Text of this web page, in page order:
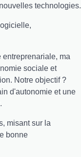
technologies.
ma
sociale et
Notre objectif ?
d'autonomie et une
misant sur la
bonne